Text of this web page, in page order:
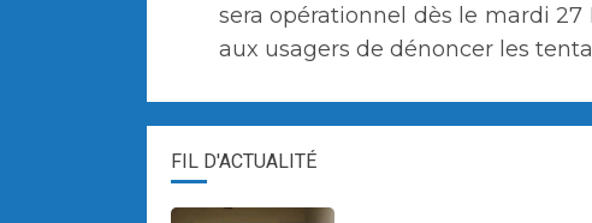
sera opérationnel dès le mardi
aux usagers de dénoncer les
FIL D'ACTUALITÉ